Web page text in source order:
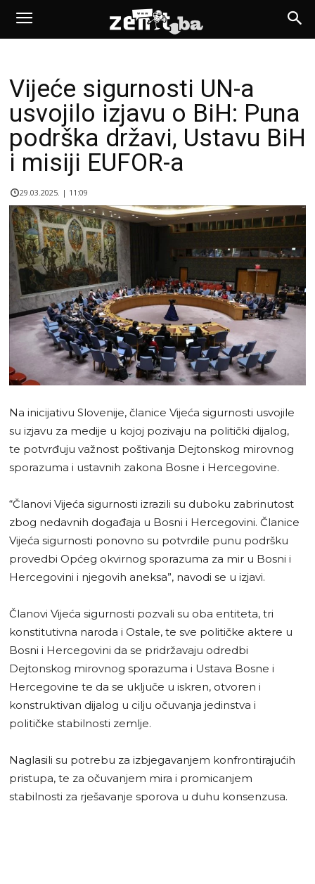
Vijeće sigurnosti UN-a
usvojilo izjavu o BiH: Puna
podrška državi, Ustavu BiH
i misiji EUFOR-a
29.03.2025. | 11:09
Na inicijativu Slovenije, članice Vijeća sigurnosti usvojile
su izjavu za medije u kojoj pozivaju na politički dijalog,
te potvrđuju važnost poštivanja Dejtonskog mirovnog
sporazuma i ustavnih zakona Bosne i Hercegovine.
“Članovi Vijeća sigurnosti izrazili su duboku zabrinutost
zbog nedavnih događaja u Bosni i Hercegovini. Članice
Vijeća sigurnosti ponovno su potvrdile punu podršku
provedbi Općeg okvirnog sporazuma za mir u Bosni i
Hercegovini i njegovih aneksa”, navodi se u izjavi.
Članovi Vijeća sigurnosti pozvali su oba entiteta, tri
konstitutivna naroda i Ostale, te sve političke aktere u
Bosni i Hercegovini da se pridržavaju odredbi
Dejtonskog mirovnog sporazuma i Ustava Bosne i
Hercegovine te da se uključe u iskren, otvoren i
konstruktivan dijalog u cilju očuvanja jedinstva i
političke stabilnosti zemlje.
Naglasili su potrebu za izbjegavanjem konfrontirajućih
pristupa, te za očuvanjem mira i promicanjem
stabilnosti za rješavanje sporova u duhu konsenzusa.